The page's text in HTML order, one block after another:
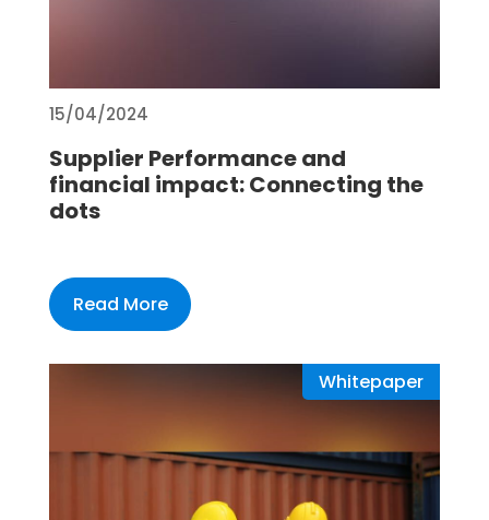
15/04/2024
Supplier Performance and
financial impact: Connecting the
dots
Read More
Whitepaper